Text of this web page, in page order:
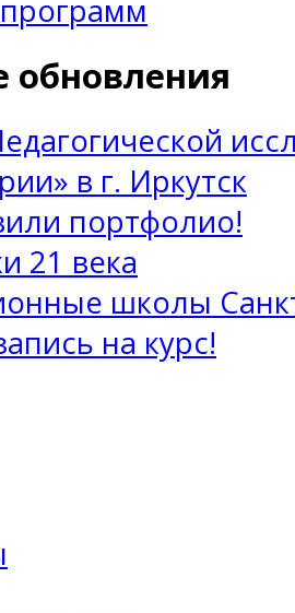
обновления
в г. Иркутск
портфолио!
21 века
школы
на курс!